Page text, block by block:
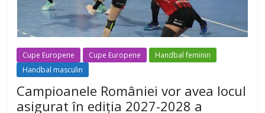
Cupe Europene Cupe Europene
Handbal feminin
Handbal masculin
Campioanele României vor avea locul
asigurat în ediția 2027-2028 a